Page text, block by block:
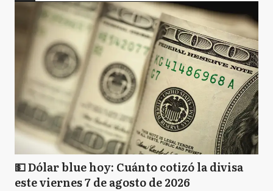
💵 Dólar blue hoy: Cuánto cotizó la divisa
este viernes 7 de agosto de 2026